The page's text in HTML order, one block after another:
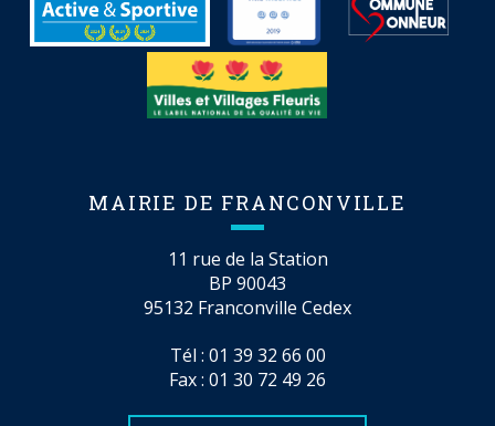
MAIRIE DE FRANCONVILLE
11 rue de la Station
BP 90043
95132 Franconville Cedex
Tél : 01 39 32 66 00
Fax : 01 30 72 49 26